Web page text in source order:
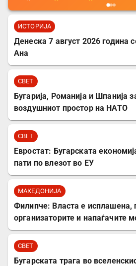
ИСТОРИЈА
Денеска 7 август 2026 година
Ана
СВЕТ
Бугарија, Романија и Шпанија
воздушниот простор на НАТО
СВЕТ
Евростат: Бугарската
пати по влезот во ЕУ
МАКЕДОНИЈА
Филипче: Власта е исплашена,
организаторите и напаѓачите
СВЕТ
Бугарската трага во